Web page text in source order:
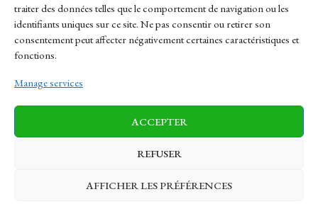
traiter des données telles que le comportement de navigation ou les
identifiants uniques sur ce site. Ne pas consentir ou retirer son
consentement peut affecter négativement certaines caractéristiques et
fonctions.
Manage services
ACCEPTER
REFUSER
AFFICHER LES PRÉFÉRENCES
Contact
Sitemap
News Finance-Marches Politics
Business Tech Health Sports Travel
© 1997-2026 - lepolitique.net. All Rights Reserved.